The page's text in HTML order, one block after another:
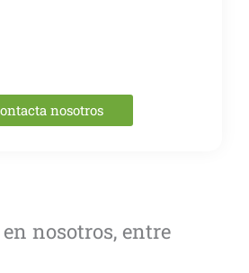
nosotros
nosotros, entre